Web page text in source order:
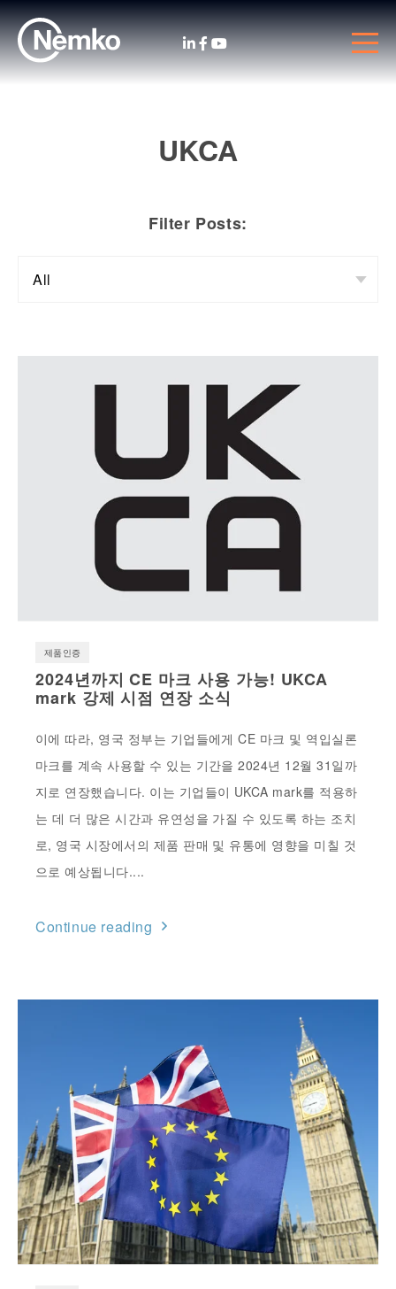
UKCA
Filter Posts:
제품인증
2024년까지 CE 마크 사용 가능! UKCA
mark 강제 시점 연장 소식
이에 따라, 영국 정부는 기업들에게 CE 마크 및 역입실론
마크를 계속 사용할 수 있는 기간을 2024년 12월 31일까
지로 연장했습니다. 이는 기업들이 UKCA mark를 적용하
는 데 더 많은 시간과 유연성을 가질 수 있도록 하는 조치
로, 영국 시장에서의 제품 판매 및 유통에 영향을 미칠 것
으로 예상됩니다....
Continue reading